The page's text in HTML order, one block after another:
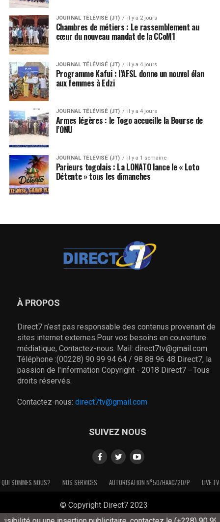
JOURNAL TÉLÉVISÉ (JT) il y a 2 jours
Chambres de métiers : Le rassemblement au
cœur du nouveau mandat de la CCoM1
JOURNAL TÉLÉVISÉ (JT) il y a 4 jours
Programme Kafui : l’AFSL donne un nouvel élan
aux femmes à Edzi
JOURNAL TÉLÉVISÉ (JT) il y a 4 jours
Armes légères : le Togo accueille la Bourse de
l’ONU
JOURNAL TÉLÉVISÉ (JT) il y a 1 semaine
Parieurs togolais : La LONATO lance le « Loto
Détente » tous les dimanches
À PROPOS
Direct7 n’est pas responsable des contenus provenant de
sites internet externes.Pour vos besoins en couverture
médiatique, Contactez-nous: Mail: direct7tv@gmail.com
Téléphone :(00228) 90 99 94 64 / 98 88 96 48 Direct7, la
passion de l'information Copyright - 2018 Direct7 - Tous
droits réservés.
Contactez-nous: direct7tv@gmail.com
SUIVEZ NOUS
QUI SOMMES NOUS? NOS SERVICES AUTORISATION N°50/HAAC/20/P LIVE TV
© Copyright Direct7 2023